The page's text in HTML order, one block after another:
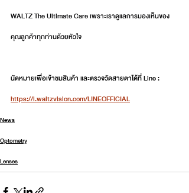
WALTZ The Ultimate Care เพราะเราดูแลการมองเห็นของ
คุณลูกค้าทุกท่านด้วยหัวใจ
นัดหมายเพื่อเข้าชมสินค้า และตรวจวัดสายตาได้ที่ Line :
https://l.waltzvision.com/LINEOFFICIAL
News
Optometry
Lenses